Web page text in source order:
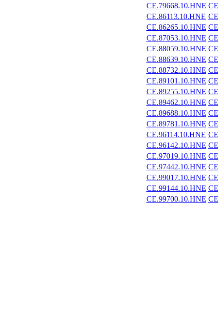
CE.79668.10.HNE
CE.86113.10.HNE
CE.86265.10.HNE
CE.87053.10.HNE
CE.88059.10.HNE
CE.88639.10.HNE
CE.88732.10.HNE
CE.89101.10.HNE
CE.89255.10.HNE
CE.89462.10.HNE
CE.89688.10.HNE
CE.89781.10.HNE
CE.96114.10.HNE
CE.96142.10.HNE
CE.97019.10.HNE
CE.97442.10.HNE
CE.99017.10.HNE
CE.99144.10.HNE
CE.99700.10.HNE